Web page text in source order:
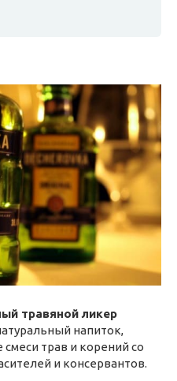
травяной ликер
напиток,
трав и корений со
и консервантов.